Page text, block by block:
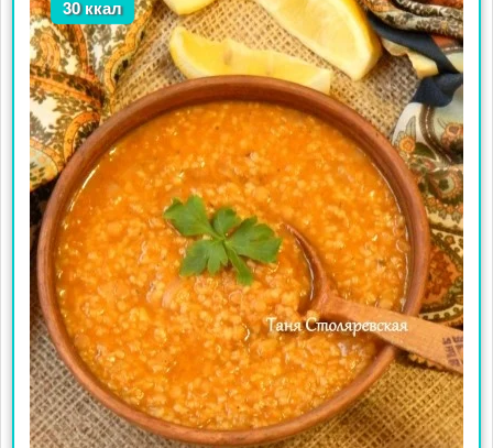
30 ккал